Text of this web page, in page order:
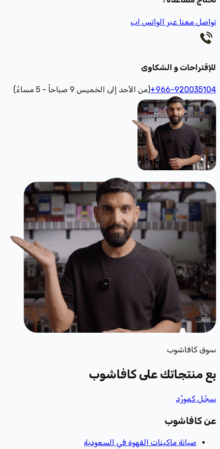
تواصل معنا عبر الواتس اب
للإقتراحات و الشكاوى
+966-920035104(من الأحد إلى الخميس 9 صباحاً - 5 مساءً)
سوق كافاشوب
بِع منتجاتك على كافاشوب
سجّل كمورّد
عن كافاشوب
صيانة ماكينات القهوة في السعودية